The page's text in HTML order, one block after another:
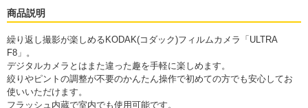
商品説明
繰り返し撮影が楽しめるKODAK(コダック)フィルムカメラ「ULTRA
F8」。
デジタルカメラとはまた違った趣を手軽に楽しめます。
絞りやピントの調整が不要のかんたん操作で初めての方でも安心してお
使いいただけます。
フラッシュ内蔵で室内でも使用可能です。